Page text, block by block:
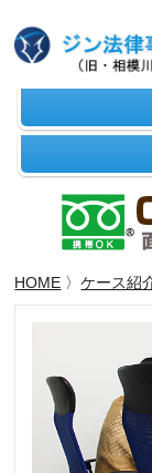
HOME 〉ケース紹